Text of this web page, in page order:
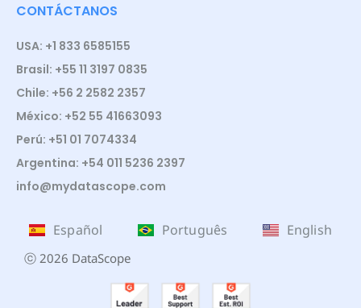
CONTÁCTANOS
USA: +1 833 6585155
Brasil: +55 11 3197 0835
Chile: +56 2 2582 2357
México: +52 55 41663093
Perú: +51 01 7074334
Argentina: +54 011 5236 2397
info@mydatascope.com
Español Português English
ⓒ 2026 DataScope